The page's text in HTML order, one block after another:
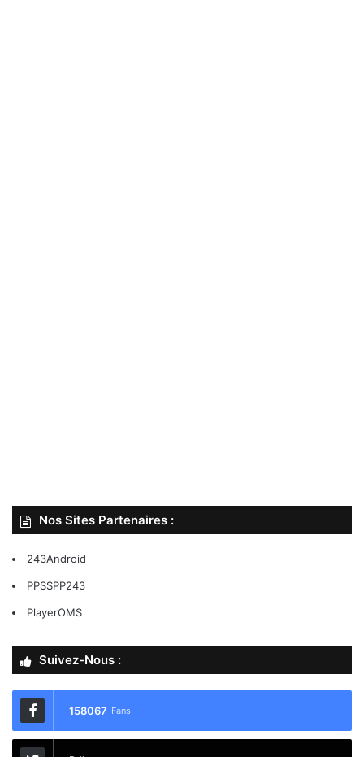
Nos Sites Partenaires :
243Android
PPSSPP243
PlayerOMS
Suivez-Nous :
158067 Fans